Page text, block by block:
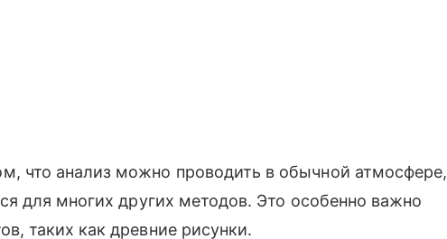
что анализ можно проводить в обычной атмосфере,
для многих других методов. Это особенно важно
таких как древние рисунки.